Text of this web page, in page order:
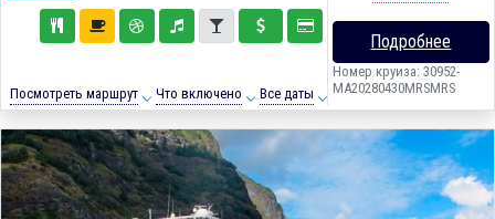
Посмотреть маршрут Что включено Все даты
Подробнее
Номер круиза: 30952-
MA20280430MRSMRS